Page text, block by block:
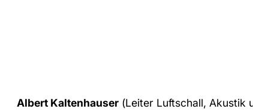
Albert Kaltenhauser (Leiter Luftschall, Akustik